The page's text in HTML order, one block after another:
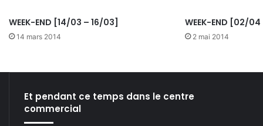
WEEK-END [14/03 – 16/03]
14 mars 2014
WEEK-END [02/
2 mai 2014
Et pendant ce temps dans le centre
commercial